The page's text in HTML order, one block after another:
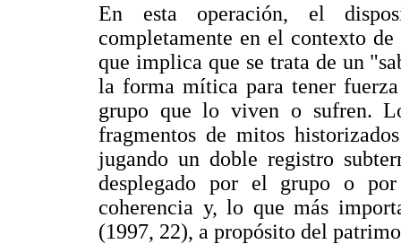
En esta operación, el
completamente en el contexto
que implica que se trata de un
la forma mítica para tener
grupo que lo viven o sufren.
fragmentos de mitos
jugando un doble registro
desplegado por el grupo o
coherencia y, lo que más
(1997, 22), a propósito del